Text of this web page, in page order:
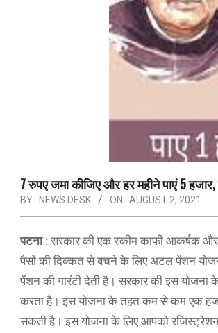
7 रुपए जमा कीजिए और हर महीने पाएं 5
BY: NEWS DESK ON: AUGUST 2, 2021
पटना : सरकार की एक स्कीम काफी आकर्षक और
पैसों की दिक्कत से बचने के लिए अटल पेंशन
पेंशन की गारंटी देती है। सरकार की इस
करता है। इस योजना के तहत कम से कम एक
सकती है। इस योजना के लिए आपको